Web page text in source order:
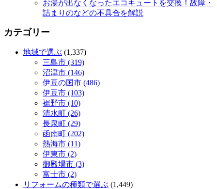
お湯が出なくなったエコキュートを交換！故障・
詰まりのなどの不具合を解説
カテゴリー
地域で選ぶ (1,337)
三島市 (319)
沼津市 (146)
伊豆の国市 (486)
伊豆市 (103)
裾野市 (10)
清水町 (26)
長泉町 (29)
函南町 (202)
熱海市 (11)
伊東市 (2)
御殿場市 (3)
富士市 (2)
リフォームの種類で選ぶ (1,449)